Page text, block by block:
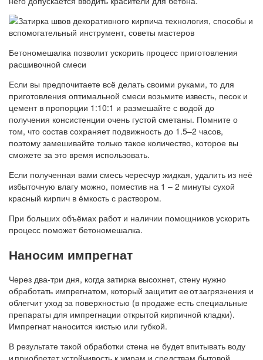
Бетономешалка позволит ускорить процесс приготовления
расшивочной смеси
Если вы предпочитаете всё делать своими руками, то для
приготовления оптимальной смеси возьмите известь, песок и
цемент в пропорции 1:10:1 и размешайте с водой до
получения консистенции очень густой сметаны. Помните о
том, что состав сохраняет подвижность до 1.5–2 часов,
поэтому замешивайте только такое количество, которое вы
сможете за это время использовать.
Если полученная вами смесь чересчур жидкая, удалить из неё
избыточную влагу можно, поместив на 1 – 2 минуты сухой
красный кирпич в ёмкость с раствором.
При больших объёмах работ и наличии помощников ускорить
процесс поможет бетономешалка.
Наносим импрегнат
Через два-три дня, когда затирка высохнет, стену нужно
обработать импрегнатом, который защитит ее от загрязнения и
облегчит уход за поверхностью (в продаже есть специальные
препараты для импрегнации открытой кирпичной кладки).
Импрегнат наносится кистью или губкой.
В результате такой обработки стена не будет впитывать воду